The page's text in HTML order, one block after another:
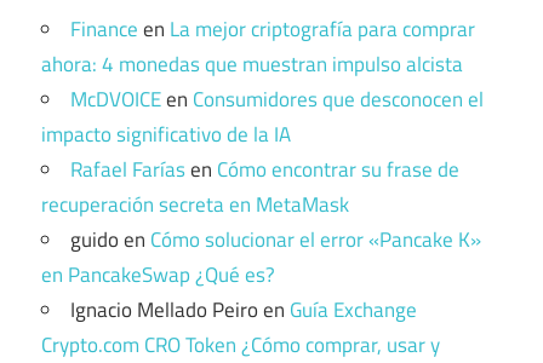
Financeen La mejor criptografía para comprar
ahora: 4 monedas que muestran impulso alcista
McDVOICEen Consumidores que desconocen el
impacto significativo de la IA
Rafael Faríasen Cómo encontrar su frase de
recuperación secreta en MetaMask
guidoen Cómo solucionar el error «Pancake K»
en PancakeSwap ¿Qué es?
Ignacio Mellado Peiroen Guía Exchange
Crypto.com CRO Token ¿Cómo comprar, usar y